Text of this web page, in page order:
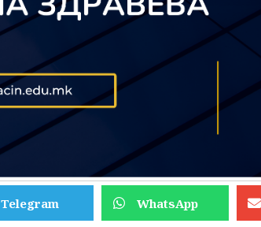
Telegram WhatsApp